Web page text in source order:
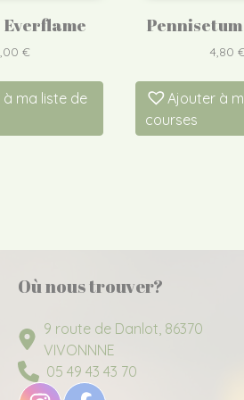
€
ma liste de
4,80 €
Ajouter à
courses
Où nous trouver?
9 route de Danlot, 86370
VIVONNNE
05 49 43 43 70